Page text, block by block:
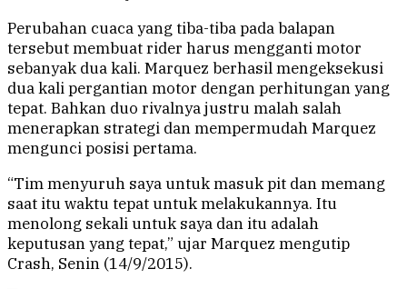
Perubahan cuaca yang tiba-tiba pada balapan
tersebut membuat rider harus mengganti motor
sebanyak dua kali. Marquez berhasil mengeksekusi
dua kali pergantian motor dengan perhitungan yang
tepat. Bahkan duo rivalnya justru malah salah
menerapkan strategi dan mempermudah Marquez
mengunci posisi pertama.
“Tim menyuruh saya untuk masuk pit dan memang
saat itu waktu tepat untuk melakukannya. Itu
menolong sekali untuk saya dan itu adalah
keputusan yang tepat,” ujar Marquez mengutip
Crash, Senin (14/9/2015).